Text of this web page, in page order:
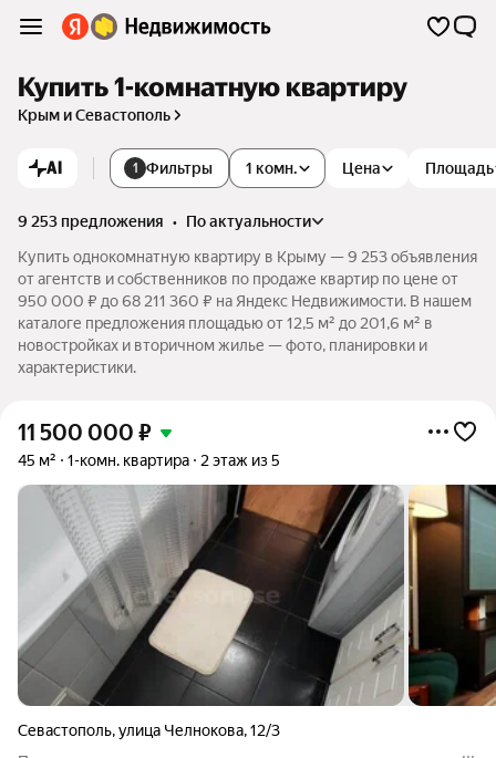
Купить 1-комнатную квартиру
Крым и Севастополь
AI 1 Фильтры 1 комн. Цена Площадь
9 253 предложения •
по актуальности
Купить однокомнатную квартиру в Крыму — 9 253 объявления
от агентств и собственников по продаже квартир по цене от
950 000 ₽ до 68 211 360 ₽ на Яндекс Недвижимости. В нашем
каталоге предложения площадью от 12,5 м² до 201,6 м² в
новостройках и вторичном жилье — фото, планировки и
характеристики.
11 500 000 ₽
45 м² 1-комн. квартира 2 этаж из 5
Севастополь,улица Челнокова,12/3